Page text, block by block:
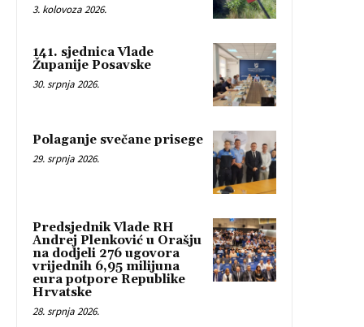
3. kolovoza 2026.
141. sjednica Vlade
Županije Posavske
30. srpnja 2026.
Polaganje svečane prisege
29. srpnja 2026.
Predsjednik Vlade RH
Andrej Plenković u Orašju
na dodjeli 276 ugovora
vrijednih 6,95 milijuna
eura potpore Republike
Hrvatske
28. srpnja 2026.